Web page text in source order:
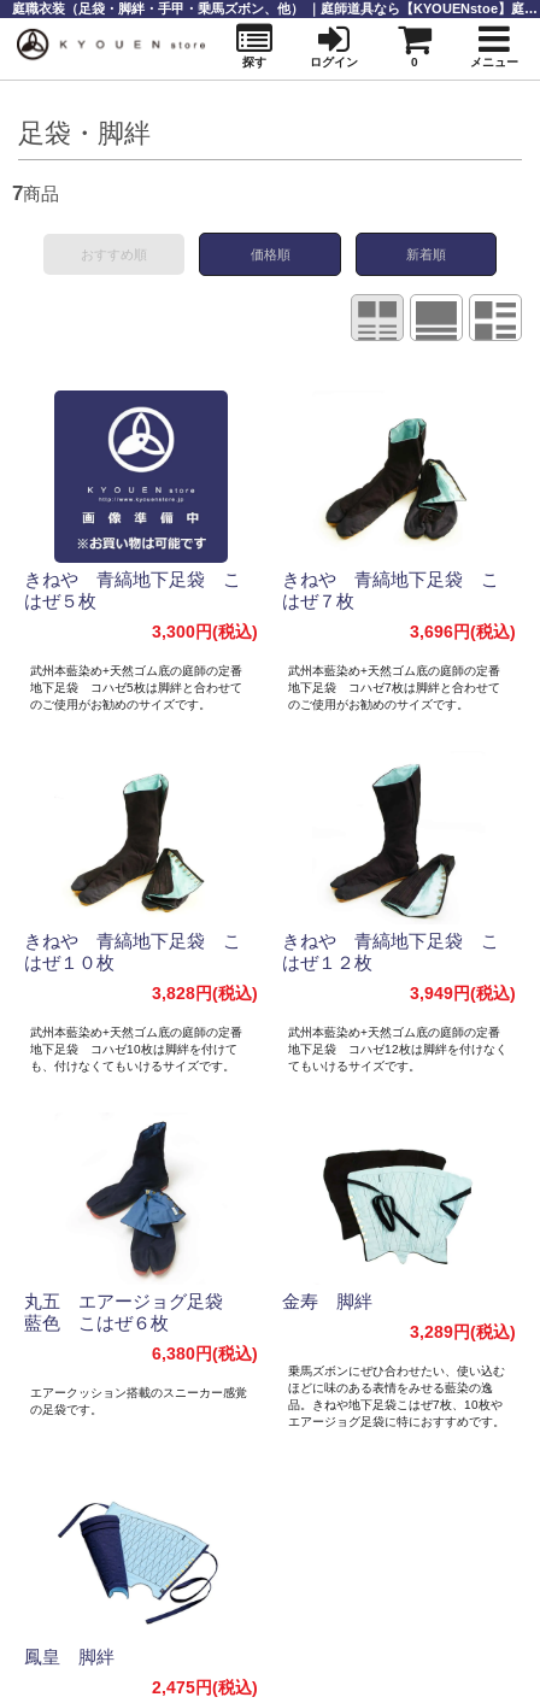
足袋・脚絆
7商品
おすすめ順 価格順 新着順
きねや 青縞地下足袋 こ
はぜ５枚
3,300円(税込)
武州本藍染め+天然ゴム底の庭師の定番
地下足袋 コハゼ5枚は脚絆と合わせて
のご使用がお勧めのサイズです。
きねや 青縞地下足袋 こ
はぜ７枚
3,696円(税込)
武州本藍染め+天然ゴム底の庭師の定番
地下足袋 コハゼ7枚は脚絆と合わせて
のご使用がお勧めのサイズです。
きねや 青縞地下足袋 こ
はぜ１０枚
3,828円(税込)
武州本藍染め+天然ゴム底の庭師の定番
地下足袋 コハゼ10枚は脚絆を付けて
も、付けなくてもいけるサイズです。
きねや 青縞地下足袋 こ
はぜ１２枚
3,949円(税込)
武州本藍染め+天然ゴム底の庭師の定番
地下足袋 コハゼ12枚は脚絆を付けなく
てもいけるサイズです。
丸五 エアージョグ足袋
藍色 こはぜ６枚
6,380円(税込)
エアークッション搭載のスニーカー感覚
の足袋です。
金寿 脚絆
3,289円(税込)
乗馬ズボンにぜひ合わせたい、使い込む
ほどに味のある表情をみせる藍染の逸
品。きねや地下足袋こはぜ7枚、10枚や
エアージョグ足袋に特におすすめです。
鳳皇 脚絆
2,475円(税込)
庭職衣装（足袋・脚絆・手甲・乗馬ズボン、他） ｜庭師道具なら【KYOUENstoe】庭師道具・造園資材の販売と通販
探す ログイン 0 メニュー